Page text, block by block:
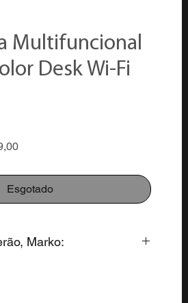
Multifuncional
Desk Wi-Fi
Preço
Esgotado
Marko:
parcelados em até 12x no